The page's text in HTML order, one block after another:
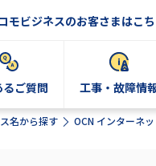
モビジネスのお客さまはこ
るご質問 工事・故障情
名から探す OCN インターネ